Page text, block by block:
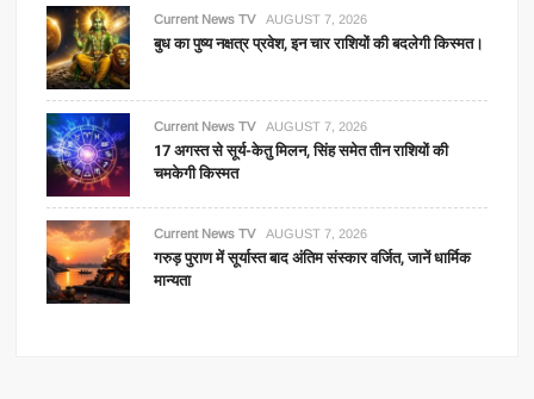
Current News TV AUGUST 7, 2026
बुध का पुष्य नक्षत्र प्रवेश, इन चार राशियों की बदलेगी किस्मत।
Current News TV AUGUST 7, 2026
17 अगस्त से सूर्य-केतु मिलन, सिंह समेत तीन राशियों की
चमकेगी किस्मत
Current News TV AUGUST 7, 2026
गरुड़ पुराण में सूर्यास्त बाद अंतिम संस्कार वर्जित, जानें धार्मिक
मान्यता